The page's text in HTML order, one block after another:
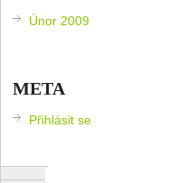
Únor 2009
META
Přihlásit se